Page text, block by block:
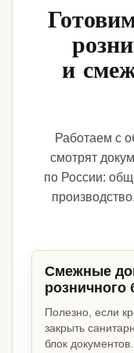
и
Работаем с
смотрят
по России:
Смежные
розничного
Полезно, если
закрыть
блок документов.